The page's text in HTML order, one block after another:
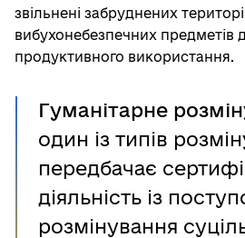
звільнені забруднених
вибухонебезпечних предметів
продуктивного використання.
Гуманітарне
один із типів
передбачає
діяльність із
розмінування